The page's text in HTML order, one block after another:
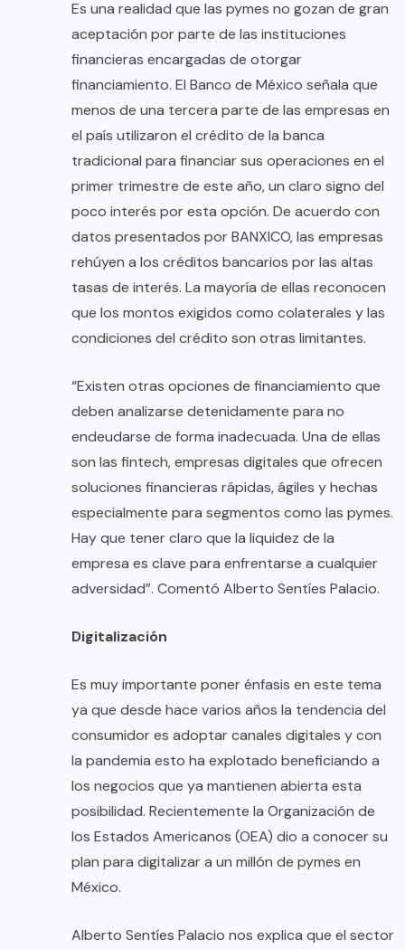
Es una realidad que las pymes no gozan de gran
aceptación por parte de las instituciones
financieras encargadas de otorgar
financiamiento. El Banco de México señala que
menos de una tercera parte de las empresas en
el país utilizaron el crédito de la banca
tradicional para financiar sus operaciones en el
primer trimestre de este año, un claro signo del
poco interés por esta opción. De acuerdo con
datos presentados por BANXICO, las empresas
rehúyen a los créditos bancarios por las altas
tasas de interés. La mayoría de ellas reconocen
que los montos exigidos como colaterales y las
condiciones del crédito son otras limitantes.
“Existen otras opciones de financiamiento que
deben analizarse detenidamente para no
endeudarse de forma inadecuada. Una de ellas
son las fintech, empresas digitales que ofrecen
soluciones financieras rápidas, ágiles y hechas
especialmente para segmentos como las pymes.
Hay que tener claro que la liquidez de la
empresa es clave para enfrentarse a cualquier
adversidad”. Comentó Alberto Sentíes Palacio.
Digitalización
Es muy importante poner énfasis en este tema
ya que desde hace varios años la tendencia del
consumidor es adoptar canales digitales y con
la pandemia esto ha explotado beneficiando a
los negocios que ya mantienen abierta esta
posibilidad. Recientemente la Organización de
los Estados Americanos (OEA) dio a conocer su
plan para digitalizar a un millón de pymes en
México.
Alberto Sentíes Palacio nos explica que el sector